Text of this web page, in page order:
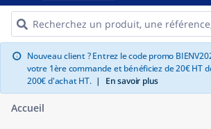
info Nouveau client ? Entrez le code promo
votre 1ère commande et bénéficiez de 20€ HT
200€ d'achat HT. | En savoir plus
Accueil